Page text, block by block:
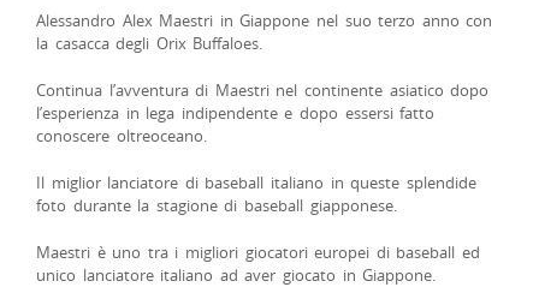
Alessandro Alex Maestri in Giappone nel suo terzo anno con
la casacca degli Orix Buffaloes.
Continua l’avventura di Maestri nel continente asiatico dopo
l’esperienza in lega indipendente e dopo essersi fatto
conoscere oltreoceano.
Il miglior lanciatore di baseball italiano in queste splendide
foto durante la stagione di baseball giapponese.
Maestri è uno tra i migliori giocatori europei di baseball ed
unico lanciatore italiano ad aver giocato in Giappone.